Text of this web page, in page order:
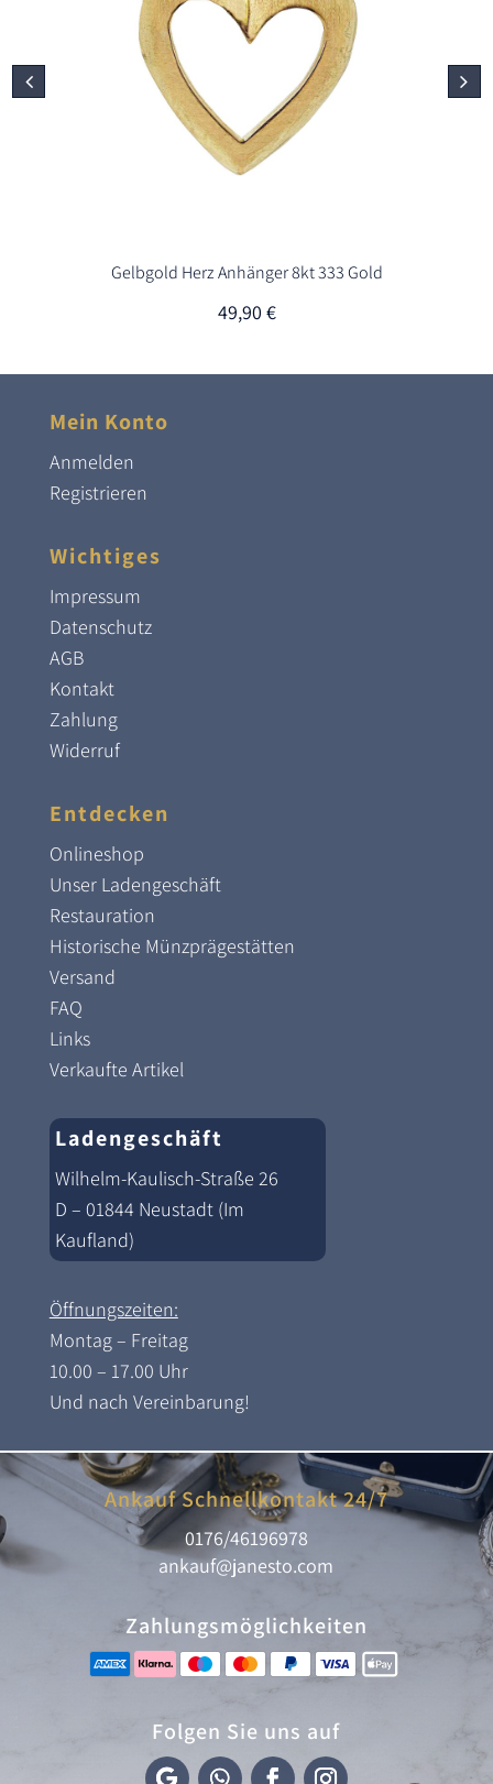
Gelbgold Herz Anhänger 8kt 333 Gold
49,90 €
Mein Konto
Anmelden
Registrieren
Wichtiges
Impressum
Datenschutz
AGB
Kontakt
Zahlung
Widerruf
Entdecken
Onlineshop
Unser Ladengeschäft
Restauration
Historische Münzprägestätten
Versand
FAQ
Links
Verkaufte Artikel
Ladengeschäft
Wilhelm-Kaulisch-Straße 26
D – 01844 Neustadt (Im
Kaufland)
Öffnungszeiten:
Montag – Freitag
10.00 – 17.00 Uhr
Und nach Vereinbarung!
Ankauf Schnellkontakt 24/7
0176/46196978
ankauf@janesto.com
Zahlungsmöglichkeiten
Folgen Sie uns auf